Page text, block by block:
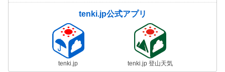
tenki.jp公式アプリ
tenki.jp tenki.jp 登山天気